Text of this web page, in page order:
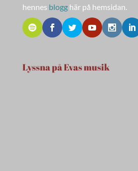
hennes blogghär på hemsidan.
Lyssna på Evas musik